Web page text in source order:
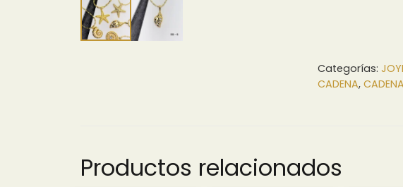
Categorías:
CADENA,
Productos relacionados